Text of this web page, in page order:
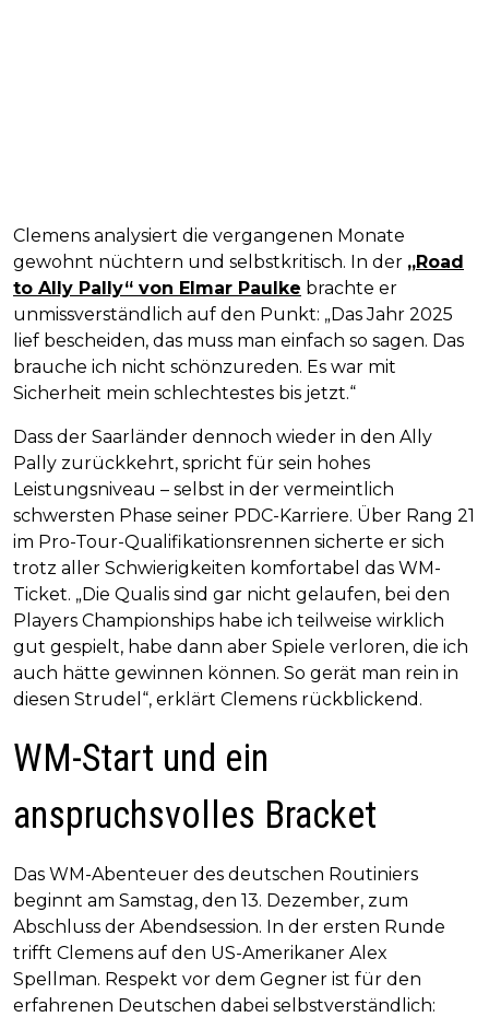
Clemens analysiert die vergangenen Monate
gewohnt nüchtern und selbstkritisch. In der „Road
to Ally Pally“ von Elmar Paulke brachte er
unmissverständlich auf den Punkt: „Das Jahr 2025
lief bescheiden, das muss man einfach so sagen. Das
brauche ich nicht schönzureden. Es war mit
Sicherheit mein schlechtestes bis jetzt.“
Dass der Saarländer dennoch wieder in den Ally
Pally zurückkehrt, spricht für sein hohes
Leistungsniveau – selbst in der vermeintlich
schwersten Phase seiner PDC-Karriere. Über Rang 21
im Pro-Tour-Qualifikationsrennen sicherte er sich
trotz aller Schwierigkeiten komfortabel das WM-
Ticket. „Die Qualis sind gar nicht gelaufen, bei den
Players Championships habe ich teilweise wirklich
gut gespielt, habe dann aber Spiele verloren, die ich
auch hätte gewinnen können. So gerät man rein in
diesen Strudel“, erklärt Clemens rückblickend.
WM-Start und ein
anspruchsvolles Bracket
Das WM-Abenteuer des deutschen Routiniers
beginnt am Samstag, den 13. Dezember, zum
Abschluss der Abendsession. In der ersten Runde
trifft Clemens auf den US-Amerikaner Alex
Spellman. Respekt vor dem Gegner ist für den
erfahrenen Deutschen dabei selbstverständlich: